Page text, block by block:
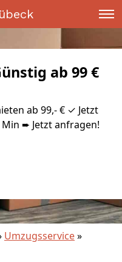
ab 99 €
ab 99,- € ✓ Jetzt
➨ Jetzt anfragen!
Umzugsservice»